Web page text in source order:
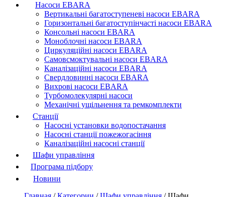
Насоси EBARA
Вертикальні багатоступеневі насоси EBARA
Горизонтальні багатоступінчасті насоси EBARA
Консольні насоси EBARA
Моноблочні насоси EBARA
Циркуляційні насоси EBARA
Самовсмоктувальні насоси EBARA
Каналізаційні насоси EBARA
Свердловинні насоси EBARA
Вихрові насоси EBARA
Турбомолекулярні насоси
Механічні ущільнення та ремкомплекти
Станції
Насосні установки водопостачання
Насосні станції пожежогасіння
Каналізаційні насосні станції
Шафи управління
Програма підбору
Новини